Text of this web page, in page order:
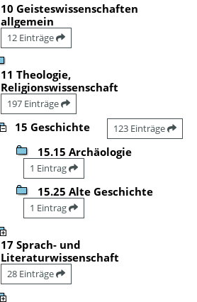
10 Geisteswissenschaften
allgemein
12 Einträge
11 Theologie,
Religionswissenschaft
197 Einträge
15 Geschichte 123 Einträge
15.15 Archäologie
1 Eintrag
15.25 Alte Geschichte
1 Eintrag
17 Sprach- und
Literaturwissenschaft
28 Einträge